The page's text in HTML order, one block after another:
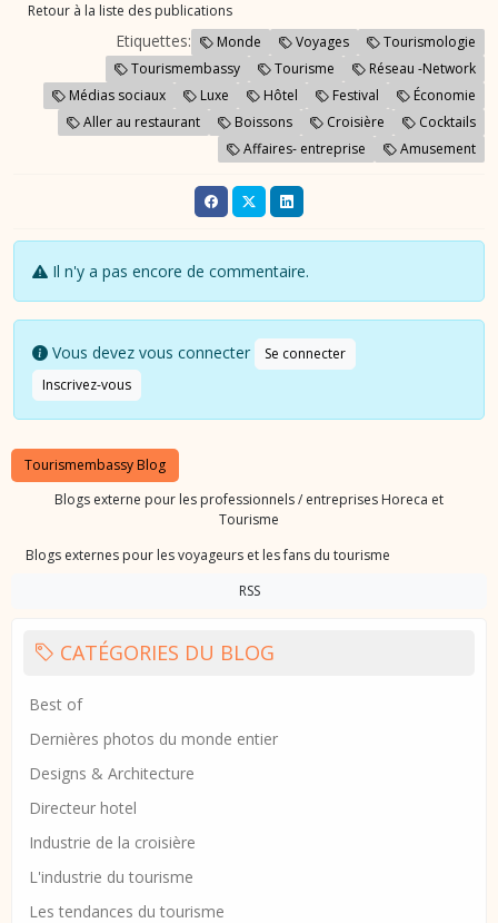
Retour à la liste des publications
Etiquettes: Monde Voyages
Tourismologie
Tourismembassy
Tourisme
Réseau -Network
Médias sociaux
Luxe Hôtel Festival
Économie
Aller au restaurant
Boissons Croisière
Cocktails
Affaires- entreprise
Amusement
Il n'y a pas encore de commentaire.
Vous devez vous connecter
Se connecter
Inscrivez-vous
Tourismembassy Blog
Blogs externe pour les professionnels / entreprises Horeca et
Tourisme
Blogs externes pour les voyageurs et les fans du tourisme
RSS
CATÉGORIES DU BLOG
Best of
Dernières photos du monde entier
Designs & Architecture
Directeur hotel
Industrie de la croisière
L'industrie du tourisme
Les tendances du tourisme